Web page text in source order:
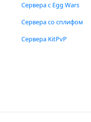
Сервера с Egg Wars
Сервера со сплифом
Сервера KitPvP